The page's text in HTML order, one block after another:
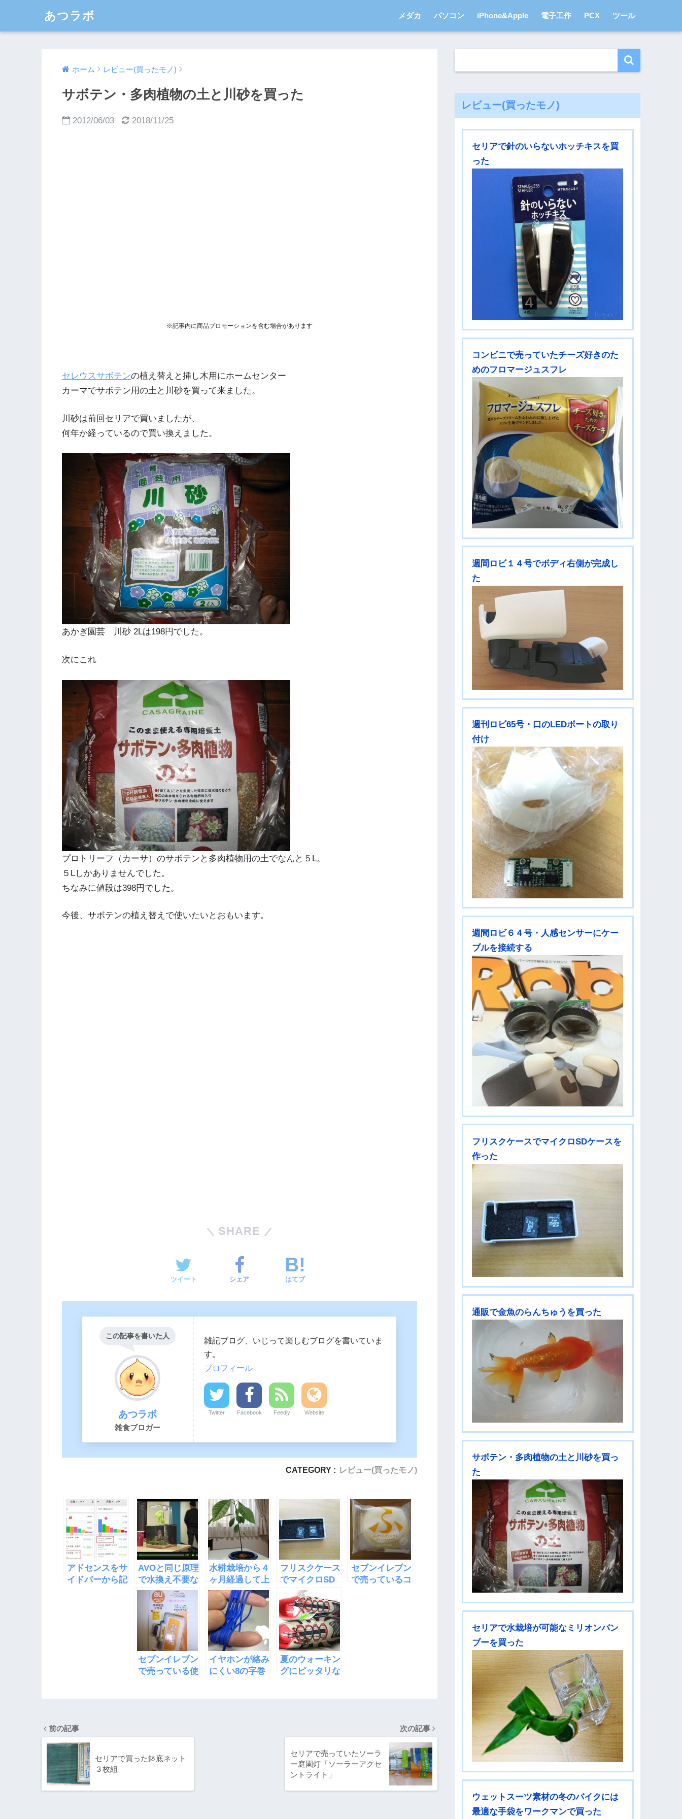
あつラボ メダカ パソコン iPhone&Apple 電子工作 PCX ツール
ホーム レビュー(買ったモノ)
サボテン・多肉植物の土と川砂を買った
2012/06/03 2018/11/25
※記事内に商品プロモーションを含む場合があります
セレウスサボテンの植え替えと挿し木用にホームセンター
カーマでサボテン用の土と川砂を買って来ました。
川砂は前回セリアで買いましたが、
何年か経っているので買い換えました。
あかぎ園芸 川砂 2Lは198円でした。
次にこれ
プロトリーフ（カーサ）のサボテンと多肉植物用の土でなんと５L。
５Lしかありませんでした。
ちなみに値段は398円でした。
今後、サボテンの植え替えで使いたいとおもいます。
SHARE
ツイート シェア はてブ
この記事を書いた人
あつラボ
雑食ブロガー
雑記ブログ、いじって楽しむブログを書いていま
す。
プロフィール
Twitter Facebook Feedly Website
CATEGORY : レビュー(買ったモノ)
アドセンスをサ
イドバーから記
AVOと同じ原理
で水換え不要な
水槽
「EcoQube
C」
水耕栽培から４
ヶ月経過して上
の葉が大きくな
ったアボカド
フリスクケース
でマイクロSD
ケースを作った
セブンイレブン
で売っているコ
セブンイレブン
で売っている使
イヤホンが絡み
にくい8の字巻
夏のウォーキン
グにピッタリな
前の記事
セリアで買った鉢底ネット
３枚組
次の記事
セリアで売っていたソーラ
ー庭園灯「ソーラーアクセ
ントライト」
レビュー(買ったモノ)
セリアで針のいらないホッチキスを買
った
コンビニで売っていたチーズ好きのた
めのフロマージュスフレ
週間ロビ１４号でボディ右側が完成し
た
週刊ロビ65号・口のLEDボートの取り
付け
週間ロビ６４号・人感センサーにケー
ブルを接続する
フリスクケースでマイクロSDケースを
作った
通販で金魚のらんちゅうを買った
サボテン・多肉植物の土と川砂を買っ
た
セリアで水栽培が可能なミリオンバン
ブーを買った
ウェットスーツ素材の冬のバイクには
最適な手袋をワークマンで買った